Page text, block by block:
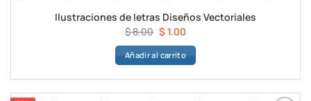
Ilustraciones de letras Diseños Vectoriales
$8.00 El
precio
original
$ 8.00.
$ 1.00El
precio
actual
$ 1.00.
Añadir al carrito